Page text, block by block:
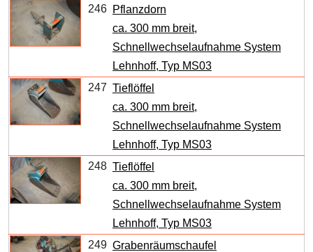
246 Pflanzdorn
ca. 300 mm breit,
Schnellwechselaufnahme System
Lehnhoff, Typ MS03
247 Tieflöffel
ca. 300 mm breit,
Schnellwechselaufnahme System
Lehnhoff, Typ MS03
248 Tieflöffel
ca. 300 mm breit,
Schnellwechselaufnahme System
Lehnhoff, Typ MS03
249 Grabenräumschaufel